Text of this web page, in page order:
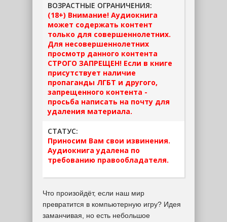
ВОЗРАСТНЫЕ ОГРАНИЧЕНИЯ:
(18+) Внимание! Аудиокнига
может содержать контент
только для совершеннолетних.
Для несовершеннолетних
просмотр данного контента
СТРОГО ЗАПРЕЩЕН! Если в книге
присутствует наличие
пропаганды ЛГБТ и другого,
запрещенного контента -
просьба написать на почту для
удаления материала.
СТАТУС:
Приносим Вам свои извинения.
Аудиокнига удалена по
требованию правообладателя.
Что произойдёт, если наш мир
превратится в компьютерную игру? Идея
заманчивая, но есть небольшое